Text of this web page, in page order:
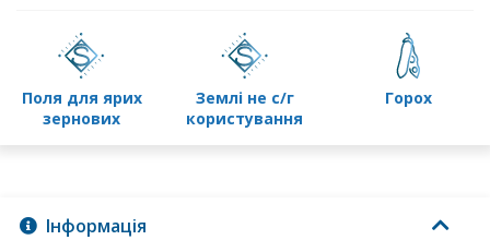
поля для ярих
зернових
землі не с/г
користування
горох
Інформація